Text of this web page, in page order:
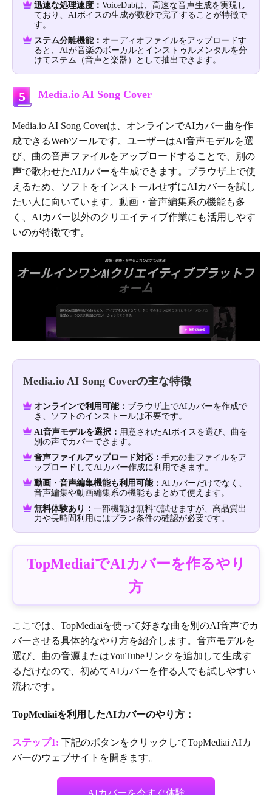
迅速な処理速度： VoiceDubは、高速な音声生成を実現し
ており、AIボイスの生成が数秒で完了することが特徴で
す。
ステム分離機能： オーディオファイルをアップロードす
ると、AIが音楽のボーカルとインストゥルメンタルを分
けてステム（音声と楽器）として抽出できます。
5 Media.io AI Song Cover
Media.io AI Song Coverは、オンラインでAIカバー曲を作
成できるWebツールです。ユーザーはAI音声モデルを選
び、曲の音声ファイルをアップロードすることで、別の
声で歌わせたAIカバーを生成できます。ブラウザ上で使
えるため、ソフトをインストールせずにAIカバーを試し
たい人に向いています。動画・音声編集系の機能も多
く、AIカバー以外のクリエイティブ作業にも活用しやす
いのが特徴です。
Media.io AI Song Coverの主な特徴
オンラインで利用可能： ブラウザ上でAIカバーを作成で
き、ソフトのインストールは不要です。
AI音声モデルを選択： 用意されたAIボイスを選び、曲を
別の声でカバーできます。
音声ファイルアップロード対応： 手元の曲ファイルをア
ップロードしてAIカバー作成に利用できます。
動画・音声編集機能も利用可能： AIカバーだけでなく、
音声編集や動画編集系の機能もまとめて使えます。
無料体験あり： 一部機能は無料で試せますが、高品質出
力や長時間利用にはプラン条件の確認が必要です。
TopMediaiでAIカバーを作るやり
方
ここでは、TopMediaiを使って好きな曲を別のAI音声でカ
バーさせる具体的なやり方を紹介します。音声モデルを
選び、曲の音源またはYouTubeリンクを追加して生成す
るだけなので、初めてAIカバーを作る人でも試しやすい
流れです。
TopMediaiを利用したAIカバーのやり方：
ステップ1: 下記のボタンをクリックしてTopMediai AIカ
バーのウェブサイトを開きます。
AIカバーを今すぐ体験